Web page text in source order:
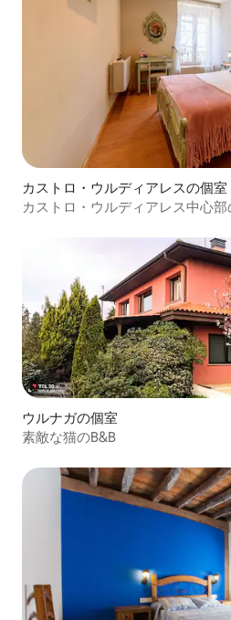
カストロ・ウルディアレスの個室
カストロ・ウルディアレス中心
ウルナガの個室
素敵な猫のB&B